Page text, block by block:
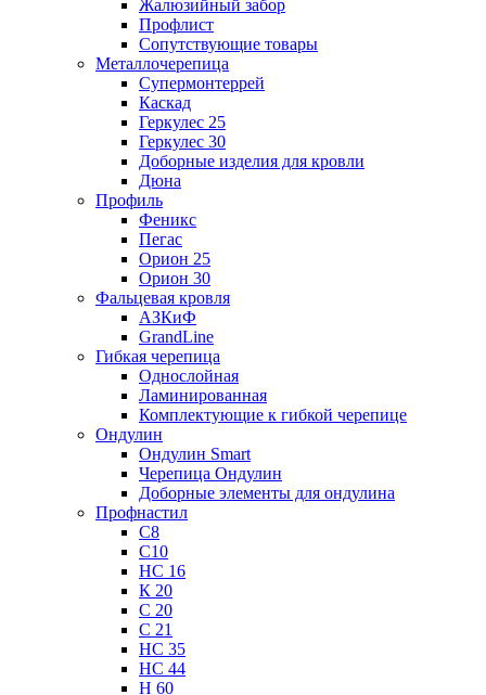
Жалюзийный забор
Профлист
Сопутствующие товары
Металлочерепица
Супермонтеррей
Каскад
Геркулес 25
Геркулес 30
Доборные изделия для кровли
Дюна
Профиль
Феникс
Пегас
Орион 25
Орион 30
Фальцевая кровля
АЗКиФ
GrandLine
Гибкая черепица
Однослойная
Ламинированная
Комплектующие к гибкой черепице
Ондулин
Ондулин Smart
Черепица Ондулин
Доборные элементы для ондулина
Профнастил
С8
С10
НС 16
К 20
С 20
С 21
НС 35
НС 44
Н 60